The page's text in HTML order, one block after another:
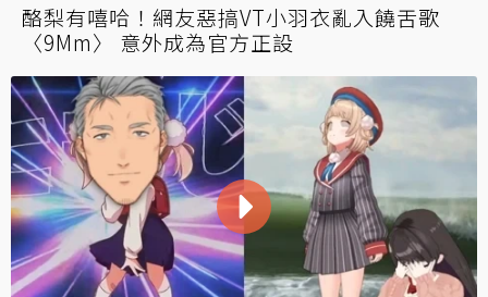
酪梨有嘻哈！網友惡搞VT小羽衣亂入饒舌歌
〈9Mm〉 意外成為官方正設